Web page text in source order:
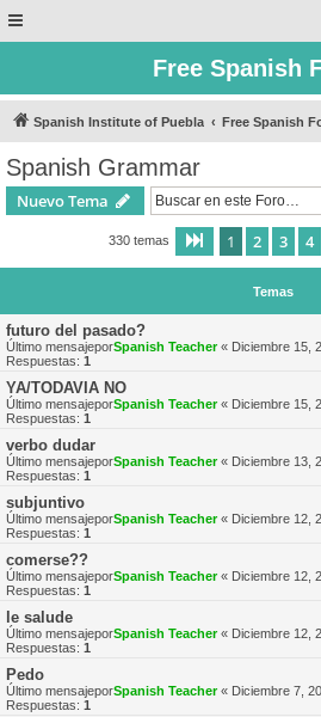
Free Spanish
Spanish Institute of Puebla Free Spanish
Spanish Grammar
Nuevo Tema
330 temas Página de 14
1 2 3 4
Temas
futuro del pasado?
Último mensajeporSpanish Teacher« Diciembre 15,
Respuestas: 1
YA/TODAVIA NO
Último mensajeporSpanish Teacher« Diciembre 15,
Respuestas: 1
verbo dudar
Último mensajeporSpanish Teacher« Diciembre 13,
Respuestas: 1
subjuntivo
Último mensajeporSpanish Teacher« Diciembre 12,
Respuestas: 1
comerse??
Último mensajeporSpanish Teacher« Diciembre 12,
Respuestas: 1
le salude
Último mensajeporSpanish Teacher« Diciembre 12,
Respuestas: 1
Pedo
Último mensajeporSpanish Teacher« Diciembre 7,
Respuestas: 1